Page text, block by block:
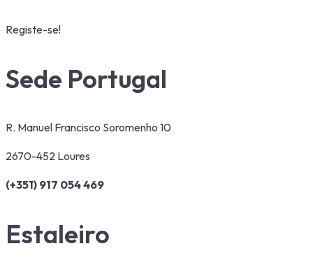
Registe-se!
Sede Portugal
R. Manuel Francisco Soromenho 10
2670-452 Loures
(+351) 917 054 469
Estaleiro